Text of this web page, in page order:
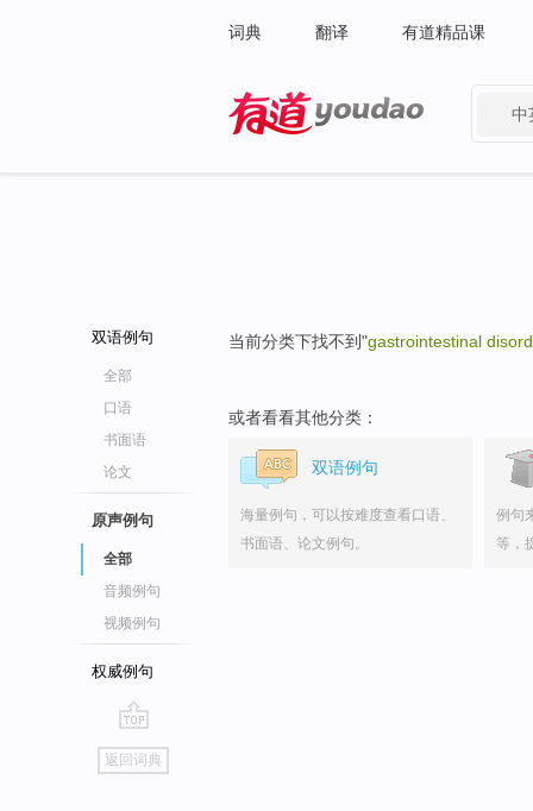
词典 翻译 有道精品课
中
双语例句
全部
口语
书面语
论文
原声例句
全部
音频例句
视频例句
权威例句
go
top
返回词典
当前分类下找不到"gastrointestinal
或者看看其他分类：
双语例句
海量例句，可以按难度查看口语、
书面语、论文例句。
例句
等，